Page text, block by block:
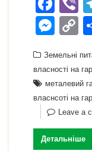
a
c
e
b
o
o
k
b
M
ss
e
n
g
er
C
p
y
n
k
Земельні
власності на
металевий
власнсоті на
Leave a
Детальніше